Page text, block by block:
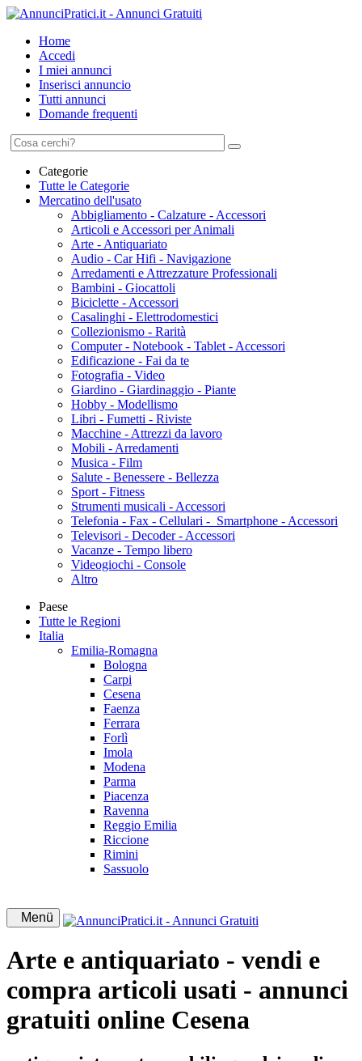
Home
Accedi
I miei annunci
Inserisci annuncio
Tutti annunci
Domande frequenti
Categorie
Tutte le Categorie
Mercatino dell'usato
Abbigliamento - Calzature - Accessori
Articoli e Accessori per Animali
Arte - Antiquariato
Audio - Car Hifi - Navigazione
Arredamenti e Attrezzature Professionali
Bambini - Giocattoli
Biciclette - Accessori
Casalinghi - Elettrodomestici
Collezionismo - Rarità
Computer - Notebook - Tablet - Accessori
Edificazione - Fai da te
Fotografia - Video
Giardino - Giardinaggio - Piante
Hobby - Modellismo
Libri - Fumetti - Riviste
Macchine - Attrezzi da lavoro
Mobili - Arredamenti
Musica - Film
Salute - Benessere - Bellezza
Sport - Fitness
Strumenti musicali - Accessori
Telefonia - Fax - Cellulari - Smartphone - Accessori
Televisori - Decoder - Accessori
Vacanze - Tempo libero
Videogiochi - Console
Altro
Paese
Tutte le Regioni
Italia
Emilia-Romagna
Bologna
Carpi
Cesena
Faenza
Ferrara
Forlì
Imola
Modena
Parma
Piacenza
Ravenna
Reggio Emilia
Riccione
Rimini
Sassuolo
Menü
Arte e antiquariato - vendi e
compra articoli usati - annunci
gratuiti online Cesena